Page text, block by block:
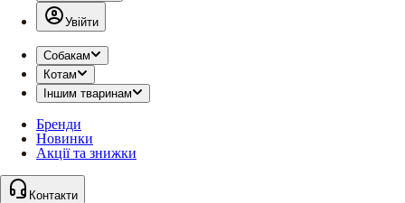
Увійти
Собакам
Котам
Іншим тваринам
Бренди
Новинки
Акції та знижки
Контакти